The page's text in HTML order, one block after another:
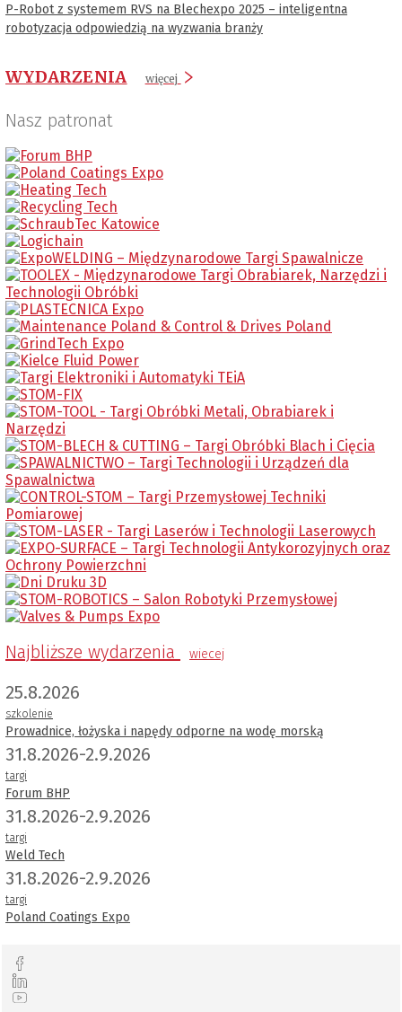
P-Robot z systemem RVS na Blechexpo 2025 – inteligentna
robotyzacja odpowiedzią na wyzwania branży
WYDARZENIA więcej
Nasz patronat
Najbliższe wydarzenia wiecej
25.8.2026
szkolenie
Prowadnice, łożyska i napędy odporne na wodę morską
31.8.2026-2.9.2026
targi
Forum BHP
31.8.2026-2.9.2026
targi
Weld Tech
31.8.2026-2.9.2026
targi
Poland Coatings Expo